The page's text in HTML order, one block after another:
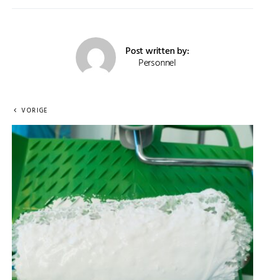
Post written by:
Personnel
VORIGE